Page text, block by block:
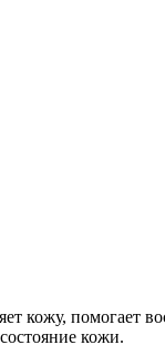
кожу, помогает
кожи.